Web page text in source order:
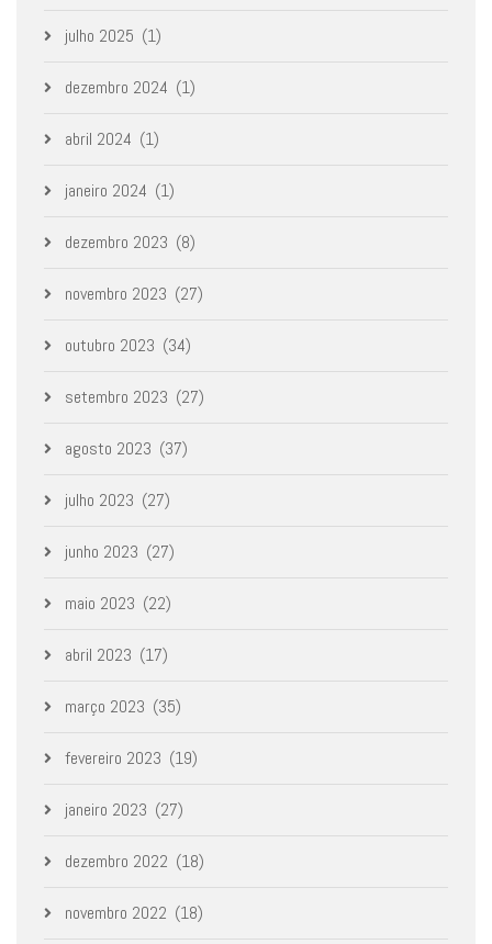
julho 2025 (1)
dezembro 2024 (1)
abril 2024 (1)
janeiro 2024 (1)
dezembro 2023 (8)
novembro 2023 (27)
outubro 2023 (34)
setembro 2023 (27)
agosto 2023 (37)
julho 2023 (27)
junho 2023 (27)
maio 2023 (22)
abril 2023 (17)
março 2023 (35)
fevereiro 2023 (19)
janeiro 2023 (27)
dezembro 2022 (18)
novembro 2022 (18)